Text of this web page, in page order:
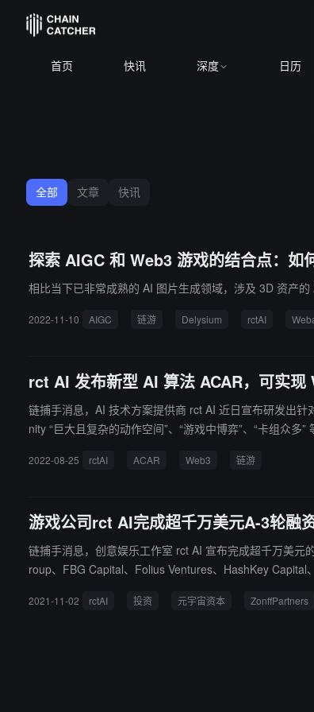
首页 快讯 深度 日历
全部 文章 快讯
探索 AIGC 和 Web3 游戏的结合点：如
相比当下已非常成熟的 AI 图片生成领域，涉及 3D 资产
2022-11-10 AIGC 链游 Delysium rctAI
rct AI 发布新型 AI 算法 ACAR，可实
链捕手消息，AI 技术方案提供商 rct AI 近日宣布研发出
nity “巨大且复杂的动作空间”、“游戏中博弈”、“卡组众多”
2022-08-25 rctAI ACAR Web3 链游
游戏公司rct AI完成超千万美元A-3轮融
链捕手消息，创意娱乐工作室 rct AI 宣布完成超千万美
roup、FBG Capital、Folius Ventures、HashKey Capital、
ce。 rct AI 成立于 2018 年，是一家新型创意娱乐工作室，旨在通过分布式学习、人工智能研发下一代沉浸式交互娱乐体验，其创始团队来自原渡鸦科技核心团队。2020 年 1 月份完成 1000 万美元 A 轮融
2021-11-02 rctAI 投资 元宇宙资本 ZonffPartners